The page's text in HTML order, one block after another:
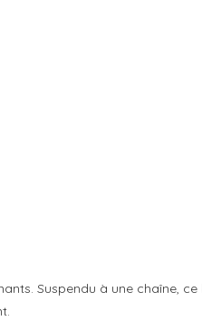
Suspendu à une chaîne,